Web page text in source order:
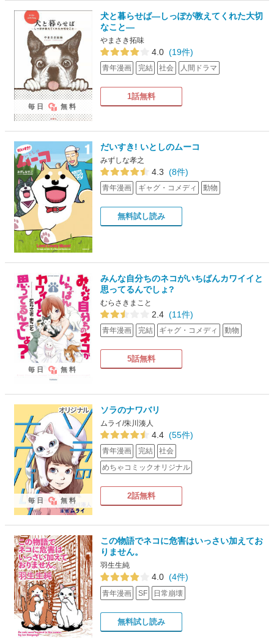
犬と暮らせば―しっぽが教えてくれた大切
なこと―
やまさき拓味
4.0 (19件)
青年漫画 完結 社会 人間ドラマ
1話無料
毎日 無料
だいすき! いとしのムーコ
みずしな孝之
4.3 (8件)
青年漫画 ギャグ・コメディ 動物
無料試し読み
みんな自分ちのネコがいちばんカワイイと
思ってるんでしょ?
むらさきまこと
2.4 (11件)
青年漫画 完結 ギャグ・コメディ 動物
5話無料
毎日 無料
ソラのナワバリ
ムライ/朱川湊人
4.4 (55件)
青年漫画 完結
社会
めちゃコミックオリジナル
2話無料
毎日 無料
この物語でネコに危害はいっさい加えてお
りません。
羽生生純
4.0 (4件)
青年漫画 SF 日常崩壊
無料試し読み